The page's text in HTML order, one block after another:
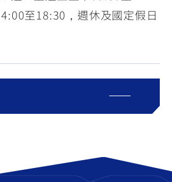
至18:30，週休及國定假日